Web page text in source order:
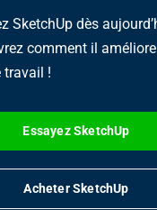
SketchUp dès
comment il
travail !
Essayez SketchUp
Acheter SketchUp